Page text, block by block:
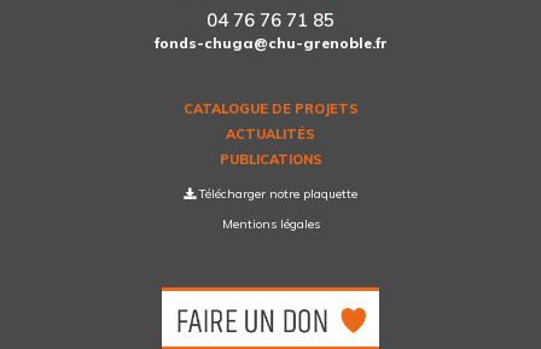
04 76 76 71 85
fonds-chuga@chu-grenoble.fr
CATALOGUE DE PROJETS
ACTUALITÉS
PUBLICATIONS
Télécharger notre plaquette
Mentions légales